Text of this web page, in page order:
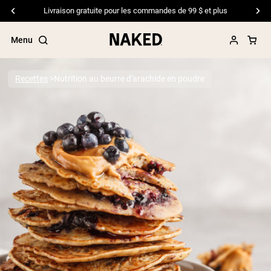
Livraison gratuite pour les commandes de 99 $ et plus
Menu
Termes de recherche populaires
”Protein Powder“
”Overnight Oats“
”Vegan protein“
”Collagen“
”Micellar Casein“
PROTÉINES EN POUDREMeilleure Vente
Protéine de pois
Protéine de Whey en Poudre
Peptides de collagène
Recettes Nutrition au beurre d'arachide en poudre